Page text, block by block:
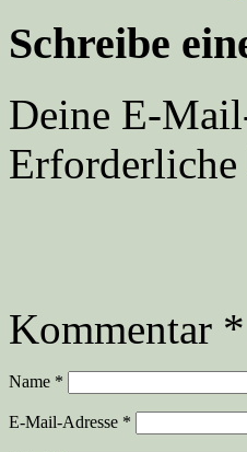
Schreibe
Deine E-
Kommentar *
Name *
E-Mail-Adresse *